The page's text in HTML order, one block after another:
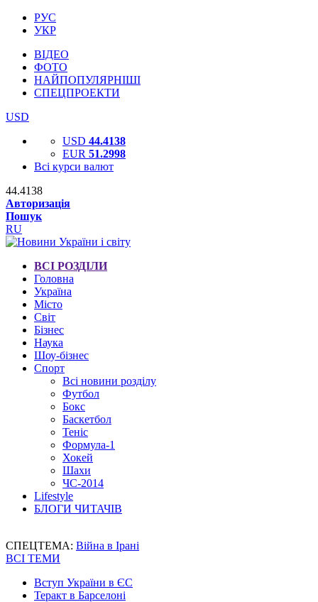
РУС
УКР
ВІДЕО
ФОТО
НАЙПОПУЛЯРНІШІ
СПЕЦПРОЕКТИ
USD
USD 44.4138
EUR 51.2998
Всі курси валют
44.4138
Авторизація
Пошук
RU
ВСІ РОЗДІЛИ
Головна
Україна
Місто
Світ
Бізнес
Наука
Шоу-бізнес
Спорт
Всі новини розділу
Футбол
Бокс
Баскетбол
Теніс
Формула-1
Хокей
Шахи
ЧС-2014
Lifestyle
БЛОГИ ЧИТАЧІВ
СПЕЦТЕМА: Війна в Ірані
ВСІ ТЕМИ
Вступ України в ЄС
Теракт в Барселоні